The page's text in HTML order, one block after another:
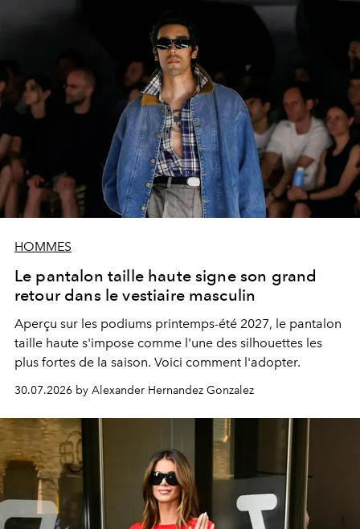
HOMMES
Le pantalon taille haute signe son grand
retour dans le vestiaire masculin
Aperçu sur les podiums printemps-été 2027, le pantalon
taille haute s'impose comme l'une des silhouettes les
plus fortes de la saison. Voici comment l'adopter.
30.07.2026 by Alexander Hernandez Gonzalez